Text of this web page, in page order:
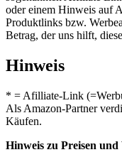
oder einem Hinweis auf
Produktlinks bzw.
Betrag, der uns hilft,
Hinweis
* = Afilliate-Link
Als Amazon-Partner
Käufen.
Hinweis zu Preisen